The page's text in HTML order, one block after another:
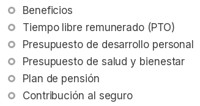
Beneficios
Tiempo libre remunerado (PTO)
Presupuesto de desarrollo personal
Presupuesto de salud y bienestar
Plan de pensión
Contribución al seguro